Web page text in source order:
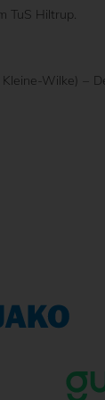
TuS Hiltrup.
Wilke) –